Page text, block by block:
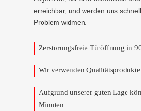
erreichbar, und werden uns
Problem widmen.
Zerstörungsfreie Türöffnung in
Wir verwenden Qualitätsprodukte
Aufgrund unserer guten Lage
Minuten